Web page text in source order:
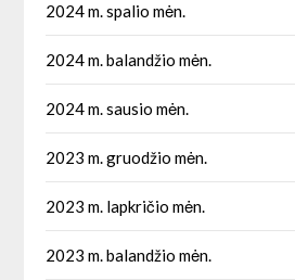
2024 m. spalio mėn.
2024 m. balandžio mėn.
2024 m. sausio mėn.
2023 m. gruodžio mėn.
2023 m. lapkričio mėn.
2023 m. balandžio mėn.